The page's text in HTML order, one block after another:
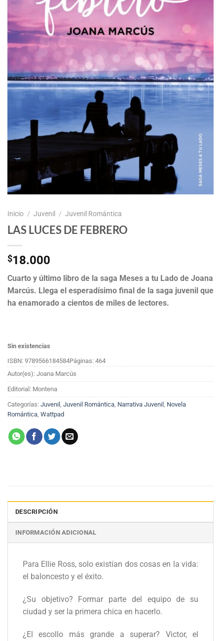
Inicio / Juvenil / Juvenil Romántica
LAS LUCES DE FEBRERO
$18.000
Cuarto y último libro de la saga Meses a tu Lado de Joana
Marcús. Llega el esperadísimo final de la saga juvenil que
ha enamorado a cientos de miles de lectores.
Sin existencias
ISBN: 9789566184584Páginas: 464
Autor(es): Joana Marcús
Editorial: Montena
Categorías: Juvenil , Juvenil Romántica, Narrativa Juvenil , Novela
Romántica, Wattpad
DESCRIPCIÓN
INFORMACIÓN ADICIONAL
Para Ellie Ross, solo existían dos cosas en la vida:
el baloncesto y el éxito.
¿Su objetivo? Formar parte del equipo de su
ciudad y ser la primera chica en hacerlo.
¿El escollo más grande a superar? Victor, el